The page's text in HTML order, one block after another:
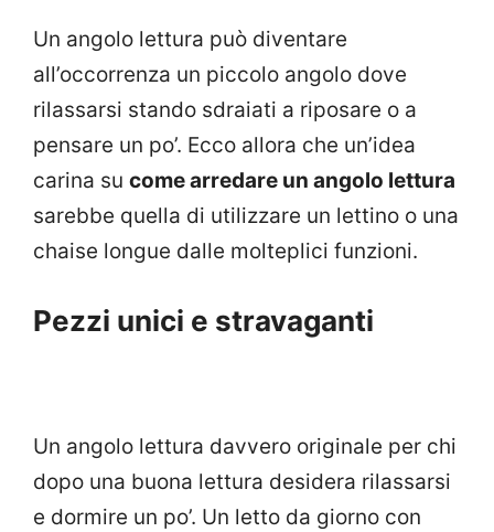
Un angolo lettura può diventare
all’occorrenza un piccolo angolo dove
rilassarsi stando sdraiati a riposare o a
pensare un po’. Ecco allora che un’idea
carina su come arredare un angolo lettura
sarebbe quella di utilizzare un lettino o una
chaise longue dalle molteplici funzioni.
Pezzi unici e stravaganti
Un angolo lettura davvero originale per chi
dopo una buona lettura desidera rilassarsi
e dormire un po’. Un letto da giorno con